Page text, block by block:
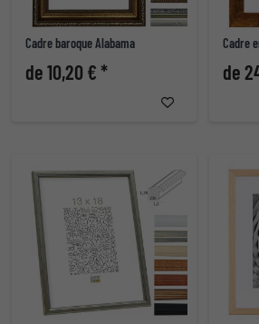
Cadre baroque Alabama
de 10,20 € *
Cadre
de